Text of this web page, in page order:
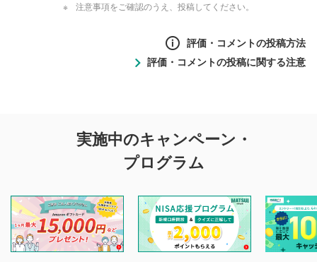
注意事項をご確認のうえ、投稿してください。
評価・コメントの投稿方法
評価・コメントの投稿に関する注意
投稿に関する注意
を目的として、各動画コンテンツに、評価およびコメントの
投稿ができます。利用者は以下の注意事項をご理解のうえ、
閲覧および投稿を行うものとしてください。
他の利用者が動画を視聴される際の参考になるコメントをお
待ちしております。
実施中のキャンペーン・
プログラム